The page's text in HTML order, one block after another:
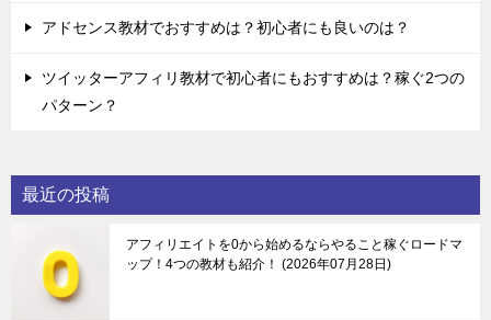
アドセンス教材でおすすめは？初心者にも良いのは？
ツイッターアフィリ教材で初心者にもおすすめは？稼ぐ2つの
パターン？
最近の投稿
アフィリエイトを0から始めるならやること稼ぐロードマ
ップ！4つの教材も紹介！
2026年07月28日